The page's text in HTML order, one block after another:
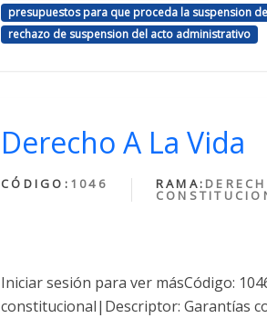
presupuestos para que proceda la suspension
rechazo de suspension del acto administrativo
Derecho A La Vida
CÓDIGO: 1046 RAMA:
Iniciar sesión para ver másCódigo:
constitucional|Descriptor: Garantías